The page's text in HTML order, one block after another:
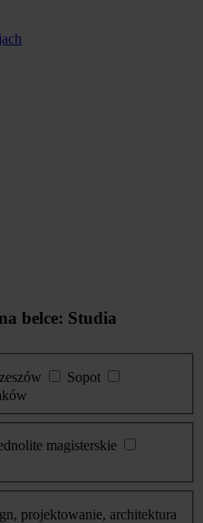
belce: Studia
Sopot
magisterskie
projektowanie, architektura